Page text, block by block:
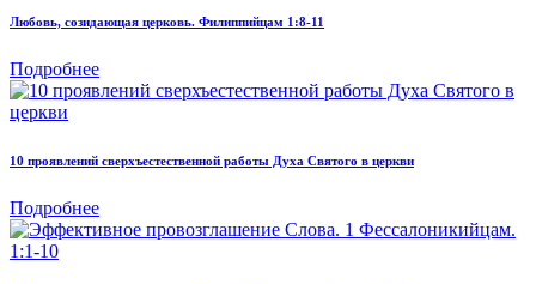
Любовь, созидающая церковь. Филиппийцам 1:8-11
Подробнее
10 проявлений сверхъестественной работы Духа Святого в церкви
Подробнее